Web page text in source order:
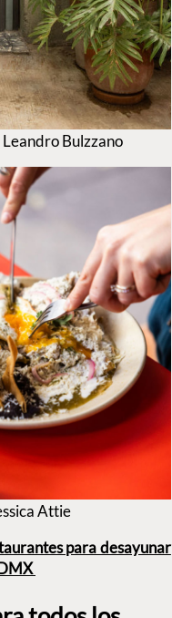
Bulzzano
Attie
para desayunar